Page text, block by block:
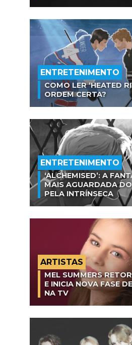
ENTRETENIMENTO
COMO LER ‘HEATED
ORDEM CERTA?
ENTRETENIMENTO
‘ALCHEMISED’: A
MAIS AGUARDADA
PELA INTRÍNSECA
ARTISTAS
MEL SUMMERS
E INICIA NOVA FASE
NA TV